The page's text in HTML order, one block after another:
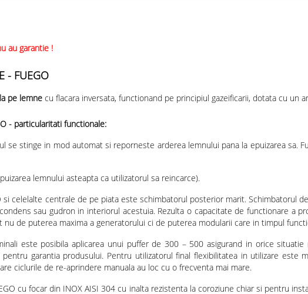
au garantie !
- FUEGO
pe lemne cu flacara inversata, functionand pe principiul gazeificarii, dotata cu
- particularitati functionale:
se stinge in mod automat si reporneste arderea lemnului pana la epuizarea sa.
lemnului asteapta ca utilizatorul sa reincarce).
si celelalte centrale de pe piata este schimbatorul posterior marit. Schimbatorul
sau gudron in interiorul acestuia. Rezulta o capacitate de functionare a
de puterea maxima a generatorului ci de puterea modularii care in timpul
este posibila aplicarea unui puffer de 300 – 500 asigurand in orice
garantia produsului. Pentru utilizatorul final flexibilitatea in utilizare este
ciclurile de re-aprindere manuala au loc cu o frecventa mai mare.
cu focar din INOX AISI 304 cu inalta rezistenta la coroziune chiar si pentru